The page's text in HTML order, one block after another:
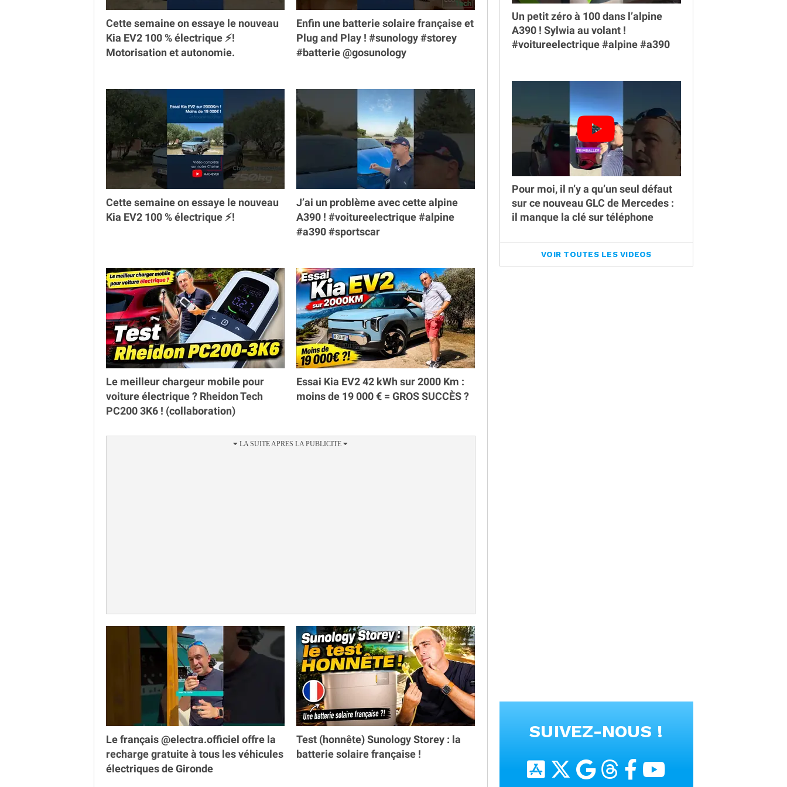
Cette semaine on essaye le nouveau
Kia EV2 100 % électrique ⚡️!
Motorisation et autonomie.
Enfin une batterie solaire française et
Plug and Play ! #sunology #storey
#batterie @gosunology
Cette semaine on essaye le nouveau
Kia EV2 100 % électrique ⚡️!
J’ai un problème avec cette alpine
A390 ! #voitureelectrique #alpine
#a390 #sportscar
Le meilleur chargeur mobile pour
voiture électrique ? Rheidon Tech
PC200 3K6 ! (collaboration)
Essai Kia EV2 42 kWh sur 2000 Km :
moins de 19 000 € = GROS SUCCÈS ?
Le français @electra.officiel offre la
recharge gratuite à tous les véhicules
électriques de Gironde
Test (honnête) Sunology Storey : la
batterie solaire française !
Un petit zéro à 100 dans l’alpine
A390 ￼! Sylwia au volant !
#voitureelectrique #alpine #a390
Pour moi, il n’y a qu’un seul défaut
sur ce nouveau GLC de Mercedes :
il manque la clé sur téléphone
VOIR TOUTES LES VIDEOS
SUIVEZ-NOUS !